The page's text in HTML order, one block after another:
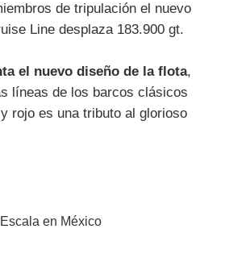
de tripulación el nuevo
Line desplaza 183.900 gt.
el nuevo diseño de la flota,
líneas de los barcos clásicos
rojo es una tributo al glorioso